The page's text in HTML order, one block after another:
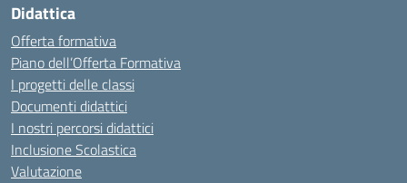
Didattica
Offerta formativa
Piano dell’Offerta Formativa
I progetti delle classi
Documenti didattici
I nostri percorsi didattici
Inclusione Scolastica
Valutazione